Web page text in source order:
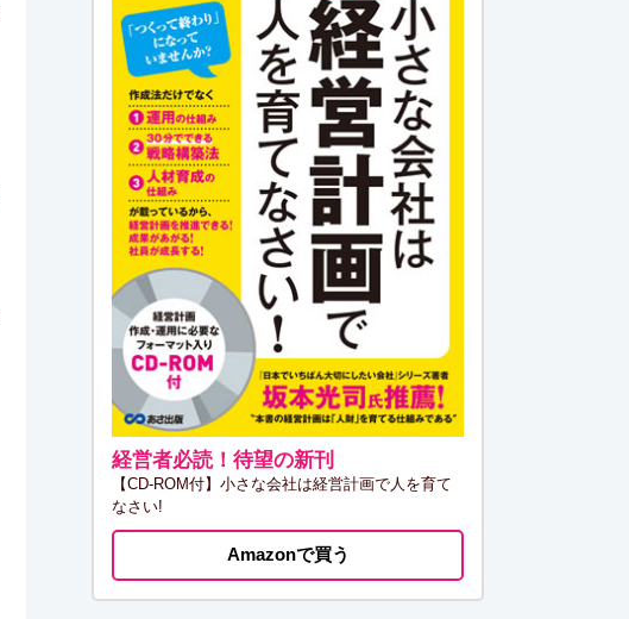
経営者必読！待望の新刊
【CD-ROM付】小さな会社は経営計画で人を育て
なさい!
Amazonで買う